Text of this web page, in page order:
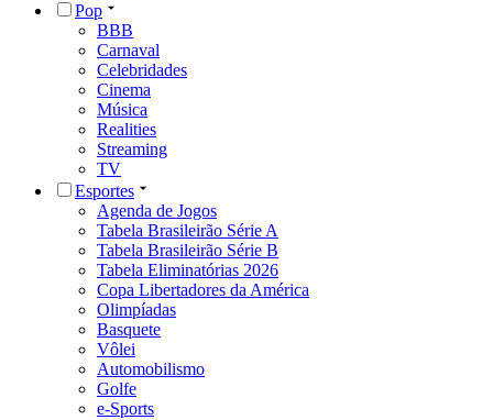
Pop
BBB
Carnaval
Celebridades
Cinema
Música
Realities
Streaming
TV
Esportes
Agenda de Jogos
Tabela Brasileirão Série A
Tabela Brasileirão Série B
Tabela Eliminatórias 2026
Copa Libertadores da América
Olimpíadas
Basquete
Vôlei
Automobilismo
Golfe
e-Sports